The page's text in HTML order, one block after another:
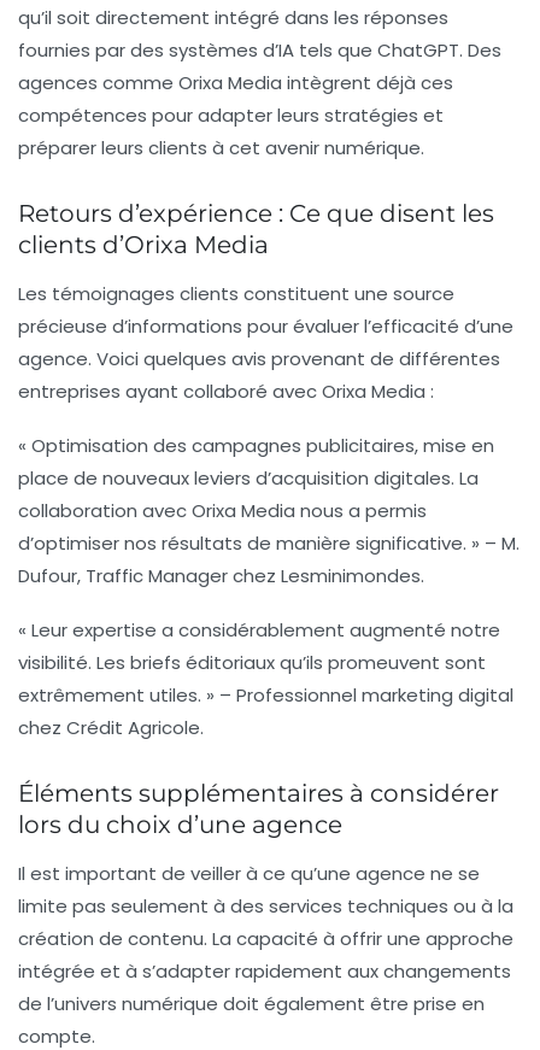
qu’il soit directement intégré dans les réponses
fournies par des systèmes d’IA tels que ChatGPT. Des
agences comme Orixa Media intègrent déjà ces
compétences pour adapter leurs stratégies et
préparer leurs clients à cet avenir numérique.
Retours d’expérience : Ce que disent les
clients d’Orixa Media
Les témoignages clients constituent une source
précieuse d’informations pour évaluer l’efficacité d’une
agence. Voici quelques avis provenant de différentes
entreprises ayant collaboré avec Orixa Media :
« Optimisation des campagnes publicitaires, mise en
place de nouveaux leviers d’acquisition digitales. La
collaboration avec Orixa Media nous a permis
d’optimiser nos résultats de manière significative. » – M.
Dufour, Traffic Manager chez Lesminimondes.
« Leur expertise a considérablement augmenté notre
visibilité. Les briefs éditoriaux qu’ils promeuvent sont
extrêmement utiles. » – Professionnel marketing digital
chez Crédit Agricole.
Éléments supplémentaires à considérer
lors du choix d’une agence
Il est important de veiller à ce qu’une agence ne se
limite pas seulement à des services techniques ou à la
création de contenu. La capacité à offrir une approche
intégrée et à s’adapter rapidement aux changements
de l’univers numérique doit également être prise en
compte.